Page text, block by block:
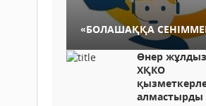
«БОЛАШАҚҚА
Өнер
ХҚКО
алмастырды